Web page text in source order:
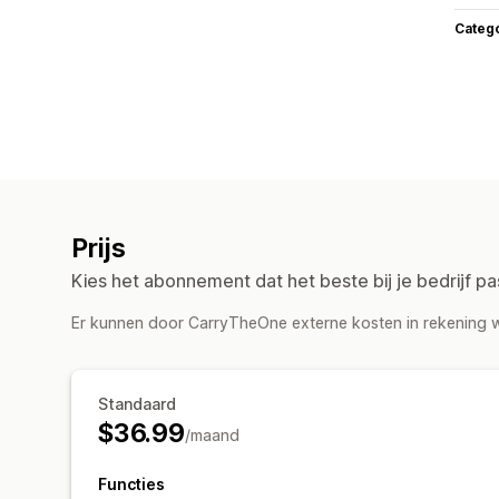
Prijs
Kies het abonnement dat het beste bij je bedrijf
Er kunnen door CarryTheOne externe kosten in
Standaard
$36.99/maand
Functies